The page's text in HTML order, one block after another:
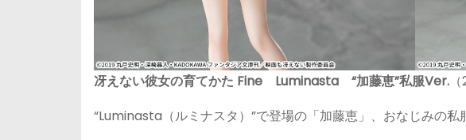
冴えない彼女の育てかた Fine Luminasta “加藤恵”私服Ver.
“Luminasta（ルミナスタ）”で登場の「加藤恵」、おなじみの私